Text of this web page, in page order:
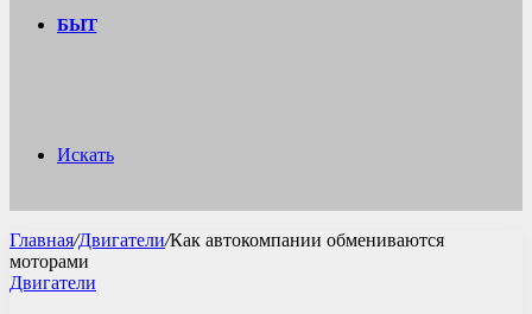
БЫТ
Искать
Главная/Двигатели/Как автокомпании обмениваются
моторами
Двигатели